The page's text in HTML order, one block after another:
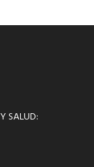
SALUD: